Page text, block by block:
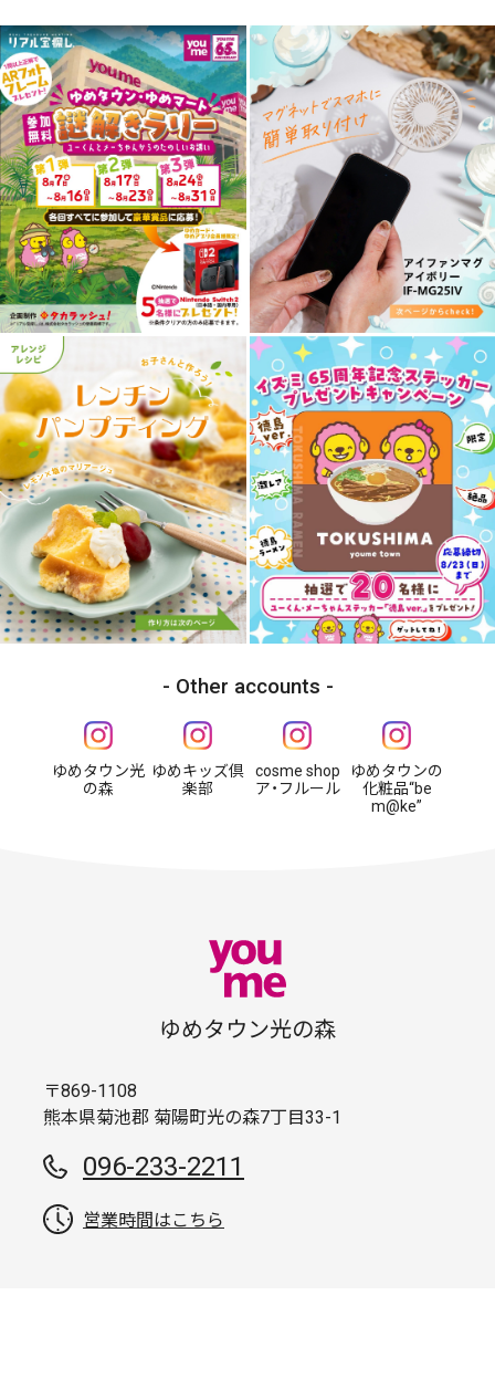
Other accounts
ゆめタウン光
の森
ゆめキッズ倶
楽部
cosme shop
ア・フルール
ゆめタウンの
化粧品“be
m@ke”
ゆめタウン光の森
〒869-1108
熊本県菊池郡 菊陽町光の森7丁目33-1
096-233-2211
営業時間はこちら